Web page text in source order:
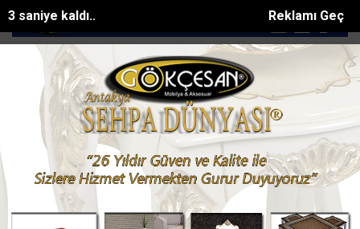
Reklamı Geç
1 saniye kaldı..
SON DAKİKA:
otomobil, motosiklete arkada... Otomobile çarpmamak için
Ali CEREN Haberleri